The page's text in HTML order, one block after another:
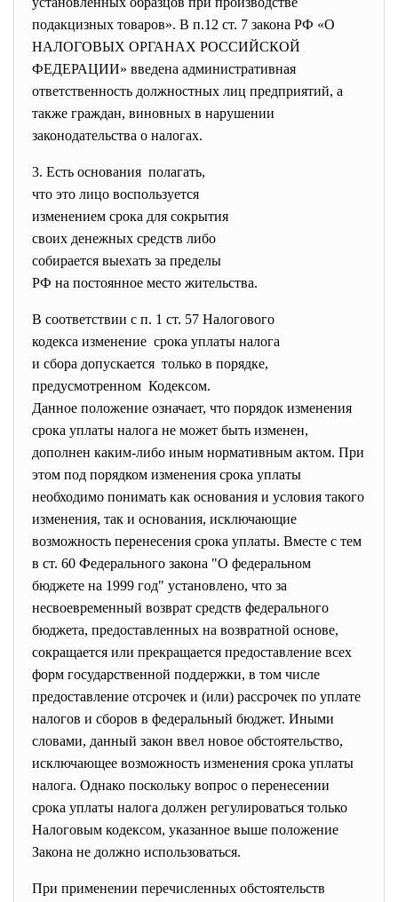
подакцизных товаров». В п.12 ст. 7 закона РФ «О
НАЛОГОВЫХ ОРГАНАХ РОССИЙСКОЙ
ФЕДЕРАЦИИ» введена административная
ответственность должностных лиц предприятий, а
также граждан, виновных в нарушении
законодательства о налогах.
3. Есть основания полагать,
что это лицо воспользуется
изменением срока для сокрытия
своих денежных средств либо
собирается выехать за пределы
РФ на постоянное место жительства.
В соответствии с п. 1 ст. 57 Налогового
кодекса изменение срока уплаты налога
и сбора допускается только в порядке,
предусмотренном Кодексом.
Данное положение означает, что порядок изменения
срока уплаты налога не может быть изменен,
дополнен каким-либо иным нормативным актом. При
этом под порядком изменения срока уплаты
необходимо понимать как основания и условия такого
изменения, так и основания, исключающие
возможность перенесения срока уплаты. Вместе с тем
в ст. 60 Федерального закона "О федеральном
бюджете на 1999 год" установлено, что за
несвоевременный возврат средств федерального
бюджета, предоставленных на возвратной основе,
сокращается или прекращается предоставление всех
форм государственной поддержки, в том числе
предоставление отсрочек и (или) рассрочек по уплате
налогов и сборов в федеральный бюджет. Иными
словами, данный закон ввел новое обстоятельство,
исключающее возможность изменения срока уплаты
налога. Однако поскольку вопрос о перенесении
срока уплаты налога должен регулироваться только
Налоговым кодексом, указанное выше положение
Закона не должно использоваться.
При применении перечисленных обстоятельств